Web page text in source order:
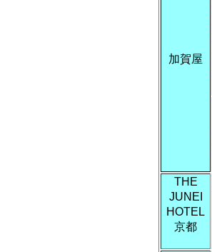
加賀屋
THE
JUNEI
HOTEL
京都